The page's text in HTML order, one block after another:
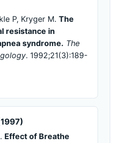
P, Kryger M. The
resistance in
syndrome. The
. 1992;21(3):189-
Effect of Breathe